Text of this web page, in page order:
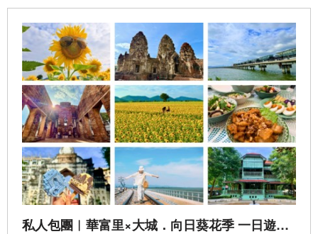
私人包團︱華富里×大城．向日葵花季 一日遊．曼谷出發（PV-LB02）